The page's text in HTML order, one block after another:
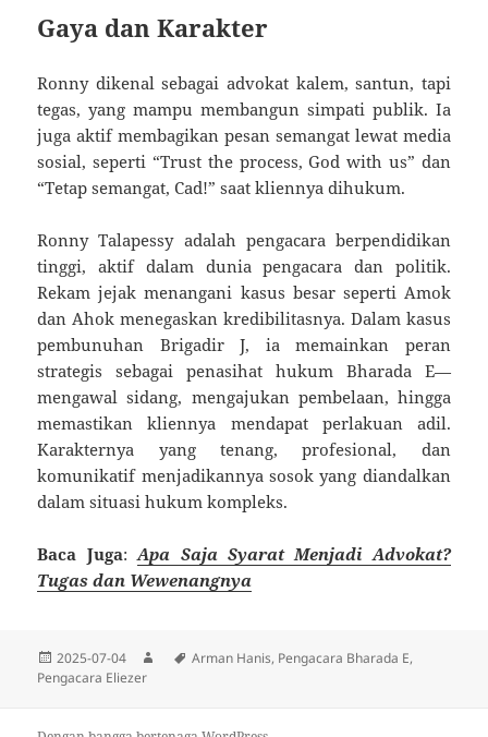
Gaya dan Karakter
Ronny dikenal sebagai advokat kalem, santun, tapi
tegas, yang mampu membangun simpati publik. Ia
juga aktif membagikan pesan semangat lewat media
sosial, seperti “Trust the process, God with us” dan
“Tetap semangat, Cad!” saat kliennya dihukum.
Ronny Talapessy adalah pengacara berpendidikan
tinggi, aktif dalam dunia pengacara dan politik.
Rekam jejak menangani kasus besar seperti Amok
dan Ahok menegaskan kredibilitasnya. Dalam kasus
pembunuhan Brigadir J, ia memainkan peran
strategis sebagai penasihat hukum Bharada E—
mengawal sidang, mengajukan pembelaan, hingga
memastikan kliennya mendapat perlakuan adil.
Karakternya yang tenang, profesional, dan
komunikatif menjadikannya sosok yang diandalkan
dalam situasi hukum kompleks.
Baca Juga:Apa Saja Syarat Menjadi Advokat?
Tugas dan Wewenangnya
Diposkan
pada
2025-07-04 PenulisTag
Arman Hanis, Pengacara Bharada E,
Pengacara Eliezer